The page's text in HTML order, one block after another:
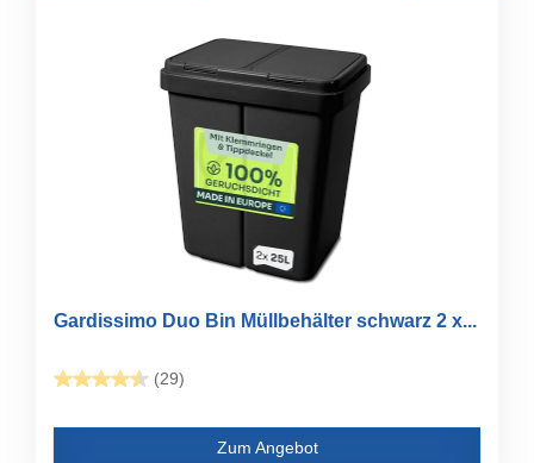
Gardissimo Duo Bin Müllbehälter schwarz 2 x...
(29)
Zum Angebot